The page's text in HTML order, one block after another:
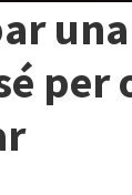
per